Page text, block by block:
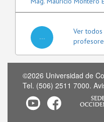
...
Ver
©2026 Universidad de
Tel. (506) 2511 7000.